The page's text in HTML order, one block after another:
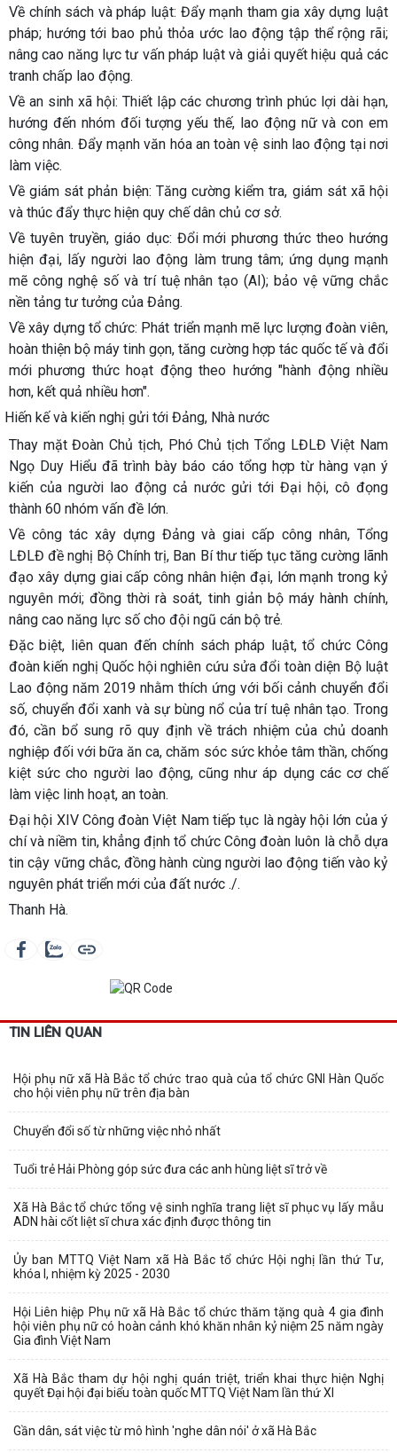
Về chính sách và pháp luật: Đẩy mạnh tham gia xây dựng luật
pháp; hướng tới bao phủ thỏa ước lao động tập thể rộng rãi;
nâng cao năng lực tư vấn pháp luật và giải quyết hiệu quả các
tranh chấp lao động.
Về an sinh xã hội: Thiết lập các chương trình phúc lợi dài hạn,
hướng đến nhóm đối tượng yếu thế, lao động nữ và con em
công nhân. Đẩy mạnh văn hóa an toàn vệ sinh lao động tại nơi
làm việc.
Về giám sát phản biện: Tăng cường kiểm tra, giám sát xã hội
và thúc đẩy thực hiện quy chế dân chủ cơ sở.
Về tuyên truyền, giáo dục: Đổi mới phương thức theo hướng
hiện đại, lấy người lao động làm trung tâm; ứng dụng mạnh
mẽ công nghệ số và trí tuệ nhân tạo (AI); bảo vệ vững chắc
nền tảng tư tưởng của Đảng.
Về xây dựng tổ chức: Phát triển mạnh mẽ lực lượng đoàn viên,
hoàn thiện bộ máy tinh gọn, tăng cường hợp tác quốc tế và đổi
mới phương thức hoạt động theo hướng "hành động nhiều
hơn, kết quả nhiều hơn".
Hiến kế và kiến nghị gửi tới Đảng, Nhà nước
Thay mặt Đoàn Chủ tịch, Phó Chủ tịch Tổng LĐLĐ Việt Nam
Ngọ Duy Hiểu đã trình bày báo cáo tổng hợp từ hàng vạn ý
kiến của người lao động cả nước gửi tới Đại hội, cô đọng
thành 60 nhóm vấn đề lớn.
Về công tác xây dựng Đảng và giai cấp công nhân, Tổng
LĐLĐ đề nghị Bộ Chính trị, Ban Bí thư tiếp tục tăng cường lãnh
đạo xây dựng giai cấp công nhân hiện đại, lớn mạnh trong kỷ
nguyên mới; đồng thời rà soát, tinh giản bộ máy hành chính,
nâng cao năng lực số cho đội ngũ cán bộ trẻ.
Đặc biệt, liên quan đến chính sách pháp luật, tổ chức Công
đoàn kiến nghị Quốc hội nghiên cứu sửa đổi toàn diện Bộ luật
Lao động năm 2019 nhằm thích ứng với bối cảnh chuyển đổi
số, chuyển đổi xanh và sự bùng nổ của trí tuệ nhân tạo. Trong
đó, cần bổ sung rõ quy định về trách nhiệm của chủ doanh
nghiệp đối với bữa ăn ca, chăm sóc sức khỏe tâm thần, chống
kiệt sức cho người lao động, cũng như áp dụng các cơ chế
làm việc linh hoạt, an toàn.
Đại hội XIV Công đoàn Việt Nam tiếp tục là ngày hội lớn của ý
chí và niềm tin, khẳng định tổ chức Công đoàn luôn là chỗ dựa
tin cậy vững chắc, đồng hành cùng người lao động tiến vào kỷ
nguyên phát triển mới của đất nước ./.
Thanh Hà.
TIN LIÊN QUAN
Hội phụ nữ xã Hà Bắc tổ chức trao quà của tổ chức GNI Hàn Quốc
cho hội viên phụ nữ trên địa bàn
Chuyển đổi số từ những việc nhỏ nhất
Tuổi trẻ Hải Phòng góp sức đưa các anh hùng liệt sĩ trở về
Xã Hà Bắc tổ chức tổng vệ sinh nghĩa trang liệt sĩ phục vụ lấy mẫu
ADN hài cốt liệt sĩ chưa xác định được thông tin
Ủy ban MTTQ Việt Nam xã Hà Bắc tổ chức Hội nghị lần thứ Tư,
khóa I, nhiệm kỳ 2025 - 2030
Hội Liên hiệp Phụ nữ xã Hà Bắc tổ chức thăm tặng quà 4 gia đình
hội viên phụ nữ có hoàn cảnh khó khăn nhân kỷ niệm 25 năm ngày
Gia đình Việt Nam
Xã Hà Bắc tham dự hội nghị quán triệt, triển khai thực hiện Nghị
quyết Đại hội đại biểu toàn quốc MTTQ Việt Nam lần thứ XI
Gần dân, sát việc từ mô hình 'nghe dân nói' ở xã Hà Bắc